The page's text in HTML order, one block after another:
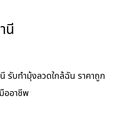
นี
รับทำมุ้งลวดใกล้ฉัน ราคาถูก
ออาชีพ